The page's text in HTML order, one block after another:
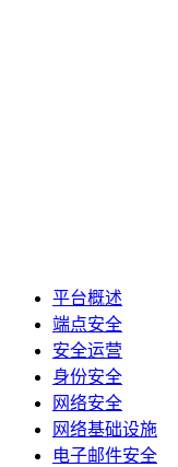
平台概述
端点安全
安全运营
身份安全
网络安全
网络基础设施
电子邮件安全